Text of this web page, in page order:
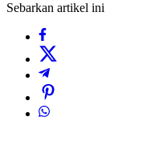
Sebarkan artikel ini